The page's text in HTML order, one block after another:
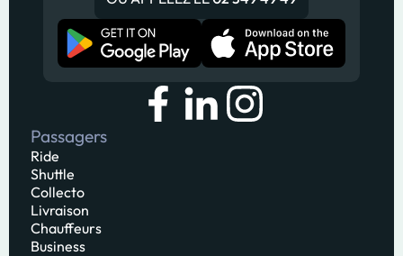
Passagers
Ride
Shuttle
Collecto
Livraison
Chauffeurs
Business